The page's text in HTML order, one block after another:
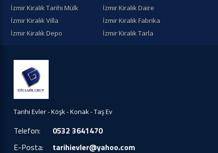
İzmir Kiralik Tarihi Mülk
İzmir Kiralık Daire
İzmir Kiralık Villa
İzmir Kiralık Fabrika
İzmir Kiralık Depo
İzmir Kiralık Tarla
Tarihi Evler - Köşk - Konak - Taş Ev
Telefon:
0532 3641470
E-Posta:
tarihievler@yahoo.com